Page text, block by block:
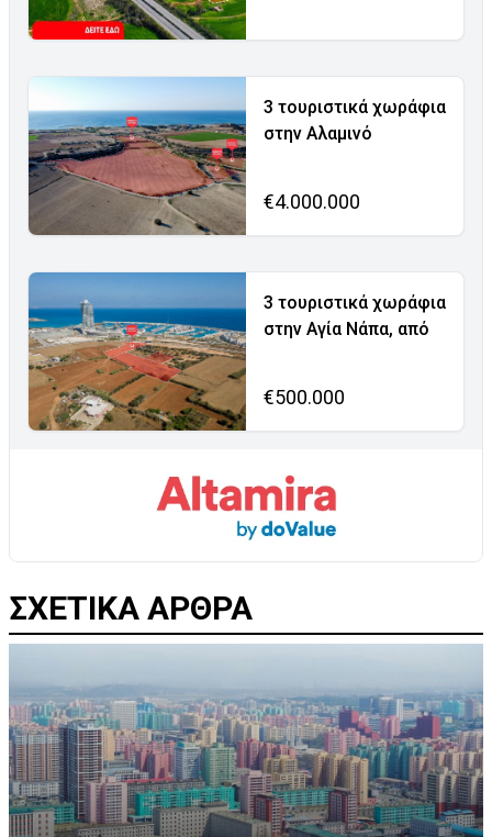
3 τουριστικά χωράφια
στην Αλαμινό
€4.000.000
3 τουριστικά χωράφια
στην Αγία Νάπα, από
€500.000
ΣΧΕΤΙΚΑ ΑΡΘΡΑ